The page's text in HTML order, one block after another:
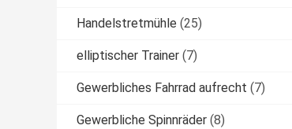
Handelstretmühle (25)
elliptischer Trainer (7)
Gewerbliches Fahrrad aufrecht (7)
Gewerbliche Spinnräder (8)